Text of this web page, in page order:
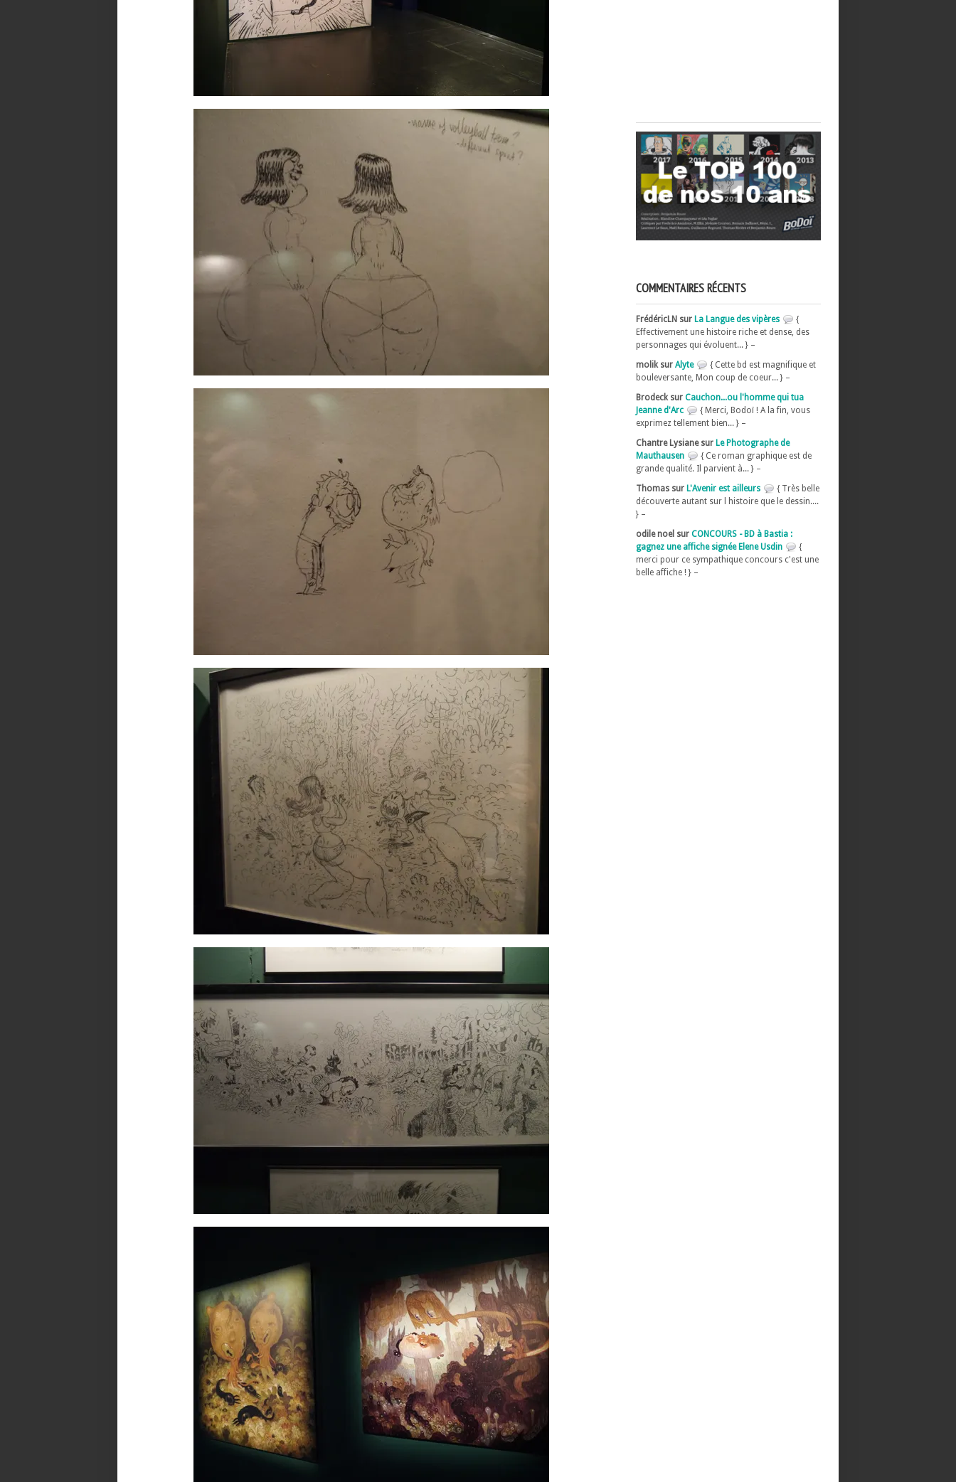
COMMENTAIRES RÉCENTS
FrédéricLN sur La Langue des vipères
{
Effectivement une histoire riche et dense, des
personnages qui évoluent... } –
molik sur Alyte
{ Cette bd est magnifique et
bouleversante, Mon coup de coeur... } –
Brodeck sur Cauchon...ou l'homme qui tua
Jeanne d'Arc
{ Merci, Bodoï ! A la fin, vous
exprimez tellement bien... } –
Chantre Lysiane sur Le Photographe de
Mauthausen
{ Ce roman graphique est de
grande qualité. Il parvient à... } –
Thomas sur L'Avenir est ailleurs
{ Très belle
découverte autant sur l histoire que le dessin....
} –
odile noel sur CONCOURS - BD à Bastia :
gagnez une affiche signée Elene Usdin
{
merci pour ce sympathique concours c'est une
belle affiche ! } –